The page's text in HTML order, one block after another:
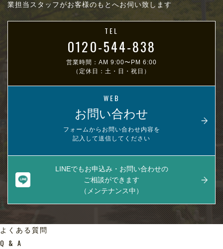
業担当スタッフがお客様のもとへお伺い致します
TEL
0120-544-838
営業時間：AM 9:00〜PM 6:00
（定休日：土・日・祝日）
WEB
お問い合わせ
フォームからお問い合わせ内容を
記入して送信してください
LINEでもお申込み・お問い合わせの
ご相談ができます
（メンテナンス中）
よくある質問
Q & A